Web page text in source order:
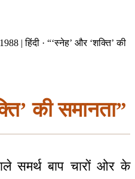
| हिंदी · “‘स्नेह’ और ‘शक्ति’ की
की समानता”
समर्थ बाप चारों ओर के